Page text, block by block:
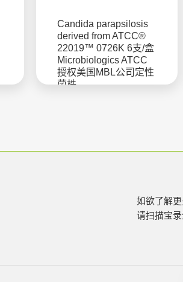
Candida parapsilosis
derived from ATCC®
22019™ 0726K 6支/盒
Microbiologics ATCC
授权美国MBL公司定性
菌株
如欲了解更
请扫描宝录